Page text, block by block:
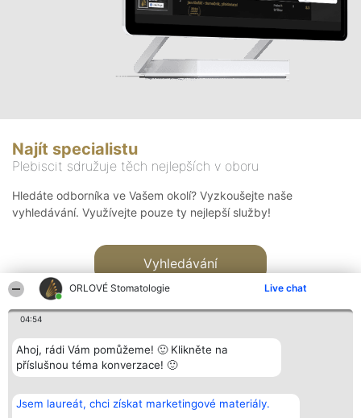
ORLOVÉ Stomatologie Live chat
04:54
Ahoj, rádi Vám pomůžeme! 🙂 Klikněte na
příslušnou téma konverzace! 🙂
Jsem laureát, chci získat marketingové materiály.
Najít specialistu
Plebiscit sdružuje těch nejlepších v oboru
Hledáte odborníka ve Vašem okolí? Vyzkoušejte naše
vyhledávání. Využívejte pouze ty nejlepší služby!
Vyhledávání
Bright Side Solutions sp. z o.
o. sp. k.
Vítězové
Seznam všech
Kontakt